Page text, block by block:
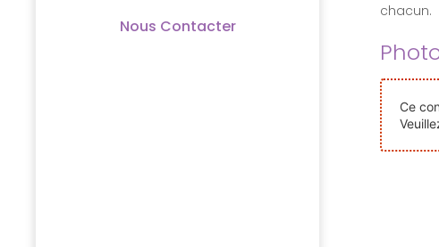
Nous Contacter
chacun.
Ce